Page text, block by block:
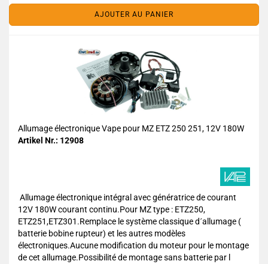
AJOUTER AU PANIER
Allumage électronique Vape pour MZ ETZ 250 251, 12V 180W
Artikel Nr.: 12908
Allumage électronique intégral avec génératrice de courant
12V 180W courant continu.Pour MZ type : ETZ250,
ETZ251,ETZ301.Remplace le système classique d´allumage (
batterie bobine rupteur) et les autres modèles
électroniques.Aucune modification du moteur pour le montage
de cet allumage.Possibilité de montage sans batterie par l